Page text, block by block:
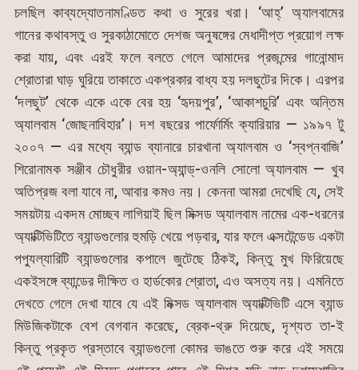
চলছিল কাব্যদ্যোতনামণ্ডিত কথা ও সুরের খরা। ‘আহ্’ অ্যালবামের
গানের কথাবস্তু ও সুরকাঠামোতে দেশজ অনুষঙ্গের মেধাদীপ্ত প্রয়োগ লক্ষ
করা যায়, এবং এরই ফলে বলতে গেলে আমাদের প্রজন্মের গানোন্মাদ
শ্রোতারা ঘাড় ঘুরিয়ে তাকাতে একপ্রকার বাধ্য হয় দলছুটের দিকে। এরপর
‘দলছুট’ থেকে একে একে বের হয় ‘হৃদয়পুর’, ‘আকাশচুরি’ এবং অন্তিম
অ্যালবাম ‘জোছনাবিহার’। দশ বছরের পার্ফোর্মিং ক্যারিয়ার — ১৯৯৭ টু
২০০৭ — এর মধ্যে ব্যান্ড ব্যানারে চারখানা অ্যালবাম ও ‘স্বপ্নবাজি’
শিরোনামক সঞ্জীব চৌধুরীর ওয়ান-অ্যান্ড্-ওনলি সোলো অ্যালবাম — খুব
অতিপ্রজ বলা যাবে না, আবার কমও নয়। কেননা আমরা দেখেছি যে, সেই
সময়টায় একদম মোচ্ছব লাগিয়াই ছিল মিক্সড অ্যালবাম নামের এক-ধরনের
অ্যাক্টিভিটিতে ব্যান্ডগুলোর হুমড়ি খেয়ে পড়বার, যার ফলে এক্সটেন্ডেড একটা
পপ্যুল্যারিটি ব্যান্ডগুলোর কপালে জুটেছে ঠিকই, কিন্তু মুখ ফিরিয়েছে
একইসঙ্গে ব্যান্ডের দীক্ষিত ও হার্ডকোর শ্রোতা, এও অসত্য নয়। এমনিতে
দেখতে গেলে দেখা যাবে যে এই মিক্সড অ্যালবাম অ্যাক্টিভিটি এসে ব্যান্ড
মিউজিকটাকে বেশ বেগবান করেছে, ব্রেক-থ্রু দিয়েছে, দৃশ্যত তা-ই
কিন্তু প্রকৃত প্রস্তাবে ব্যান্ডগুলো কোমর ভাঙতে শুরু করে এই সময়ে